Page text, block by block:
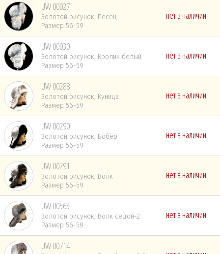
UW 00027
Золотой рисунок, Песец
Размер 56-59
нет в наличии
UW 00030
Золотой рисунок, Кролик белый
Размер 56-59
нет в наличии
UW 00288
Золотой рисунок, Куница
Размер 56-59
нет в наличии
UW 00290
Золотой рисунок, Бобёр
Размер 56-59
нет в наличии
UW 00291
Золотой рисунок, Волк
Размер 56-59
нет в наличии
UW 00563
Золотой рисунок, Волк седой-2
Размер 56-59
нет в наличии
UW 00714